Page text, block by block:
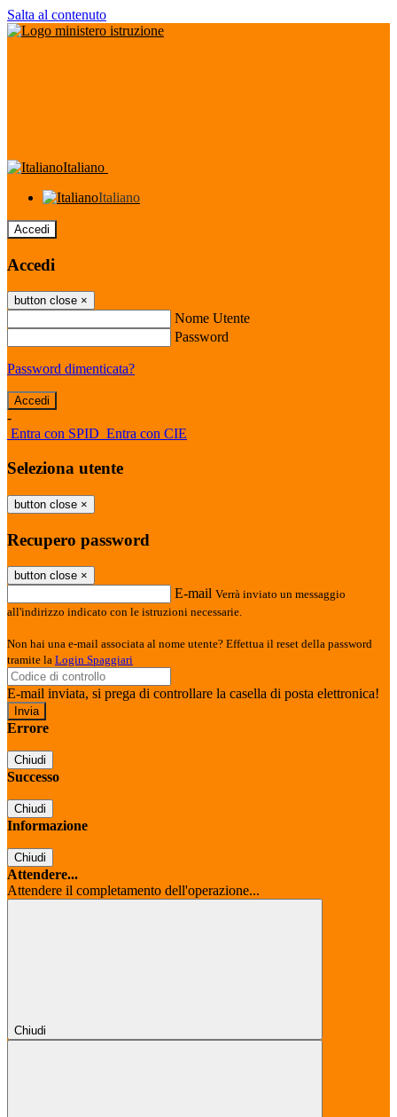
Salta al contenuto
Italiano
Italiano
Accedi
Accedi
button close ×
Nome Utente
Password
Password dimenticata?
-
Entra con SPID Entra con CIE
Seleziona utente
button close ×
Recupero password
button close ×
E-mail Verrà inviato un messaggio
all'indirizzo indicato con le istruzioni necessarie.
Non hai una e-mail associata al nome utente? Effettua il reset della password
tramite la Login Spaggiari
E-mail inviata, si prega di controllare la casella di posta elettronica!
Errore
Chiudi
Successo
Chiudi
Informazione
Chiudi
Attendere...
Attendere il completamento dell'operazione...
Chiudi